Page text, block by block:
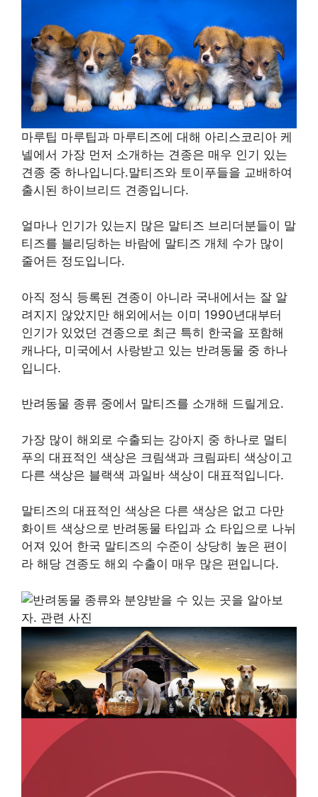
마루팁 마루팁과 마루티즈에 대해 아리스코리아 케
넬에서 가장 먼저 소개하는 견종은 매우 인기 있는
견종 중 하나입니다.말티즈와 토이푸들을 교배하여
출시된 하이브리드 견종입니다.
얼마나 인기가 있는지 많은 말티즈 브리더분들이 말
티즈를 블리딩하는 바람에 말티즈 개체 수가 많이
줄어든 정도입니다.
아직 정식 등록된 견종이 아니라 국내에서는 잘 알
려지지 않았지만 해외에서는 이미 1990년대부터
인기가 있었던 견종으로 최근 특히 한국을 포함해
캐나다, 미국에서 사랑받고 있는 반려동물 중 하나
입니다.
반려동물 종류 중에서 말티즈를 소개해 드릴게요.
가장 많이 해외로 수출되는 강아지 중 하나로 멀티
푸의 대표적인 색상은 크림색과 크림파티 색상이고
다른 색상은 블랙색 과일바 색상이 대표적입니다.
말티즈의 대표적인 색상은 다른 색상은 없고 다만
화이트 색상으로 반려동물 타입과 쇼 타입으로 나뉘
어져 있어 한국 말티즈의 수준이 상당히 높은 편이
라 해당 견종도 해외 수출이 매우 많은 편입니다.